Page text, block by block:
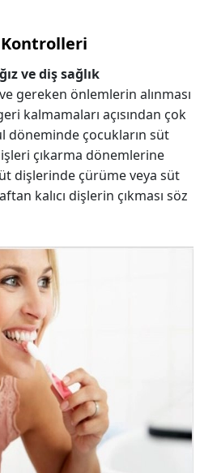
Kontrolleri
ve diş sağlık
gereken önlemlerin alınması
kalmamaları açısından çok
döneminde çocukların süt
çıkarma dönemlerine
dişlerinde çürüme veya süt
kalıcı dişlerin çıkması söz